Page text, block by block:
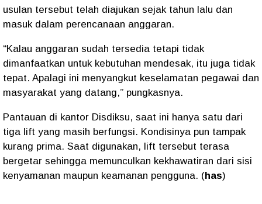
usulan tersebut telah diajukan sejak tahun lalu dan
masuk dalam perencanaan anggaran.
“Kalau anggaran sudah tersedia tetapi tidak
dimanfaatkan untuk kebutuhan mendesak, itu juga tidak
tepat. Apalagi ini menyangkut keselamatan pegawai dan
masyarakat yang datang,” pungkasnya.
Pantauan di kantor Disdiksu, saat ini hanya satu dari
tiga lift yang masih berfungsi. Kondisinya pun tampak
kurang prima. Saat digunakan, lift tersebut terasa
bergetar sehingga memunculkan kekhawatiran dari sisi
kenyamanan maupun keamanan pengguna. (has)